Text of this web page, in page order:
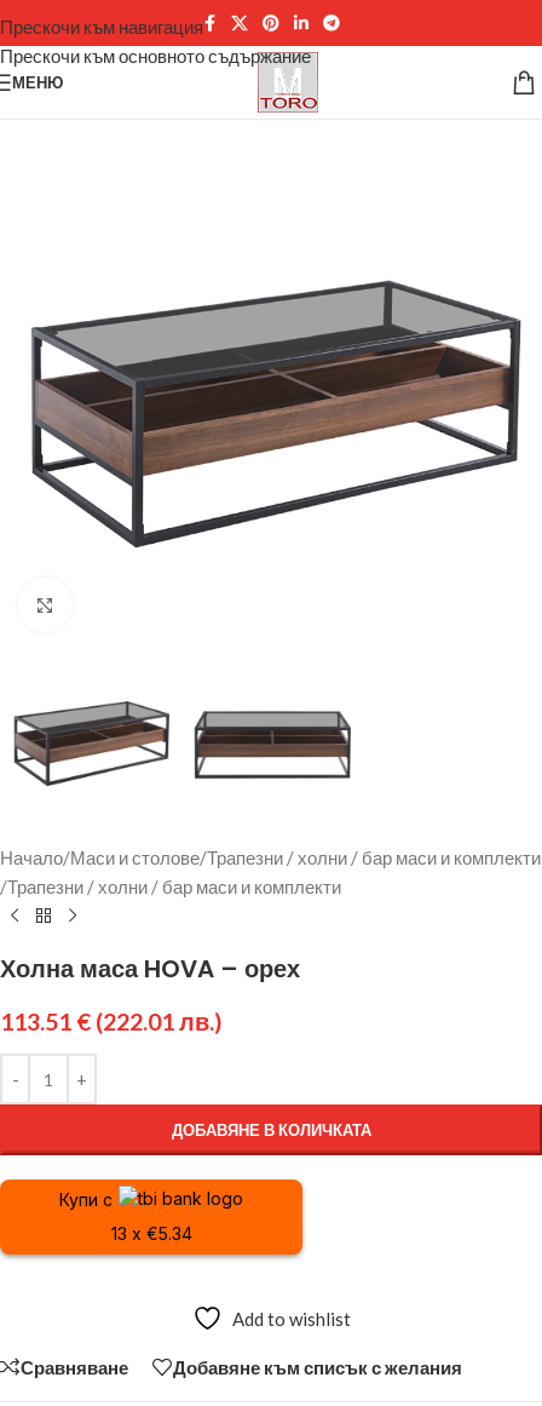
Прескочи към навигация
Прескочи към основното съдържание
МЕНЮ
Начало/Маси и столове/Трапезни / холни / бар маси и комплекти
/Трапезни / холни / бар маси и комплекти
Холна маса HOVA – орех
113.51 € (222.01 лв.)
ДОБАВЯНЕ В КОЛИЧКАТА
Купи с
13 x €5.34
Add to wishlist
Сравняване Добавяне към списък с желания